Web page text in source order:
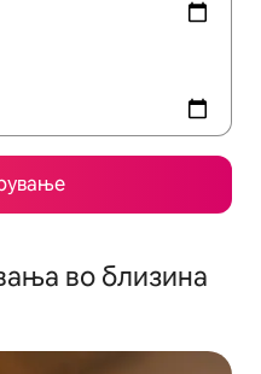
во близина